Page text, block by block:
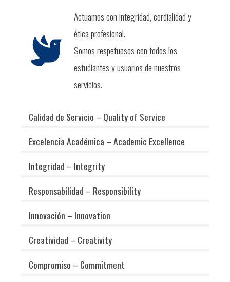
Actuamos con integridad, cordialidad y
ética profesional.
Somos respetuosos con todos los
estudiantes y usuarios de nuestros
servicios.
Calidad de Servicio – Quality of Service
Excelencia Académica – Academic Excellence
Integridad – Integrity
Responsabilidad – Responsibility
Innovación – Innovation
Creatividad – Creativity
Compromiso – Commitment